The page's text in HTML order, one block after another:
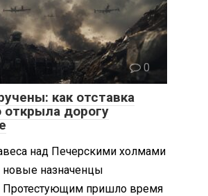
0
как отставка
открыла дорогу
над Печерскими холмами
новые назначенцы
Протестующим пришло время